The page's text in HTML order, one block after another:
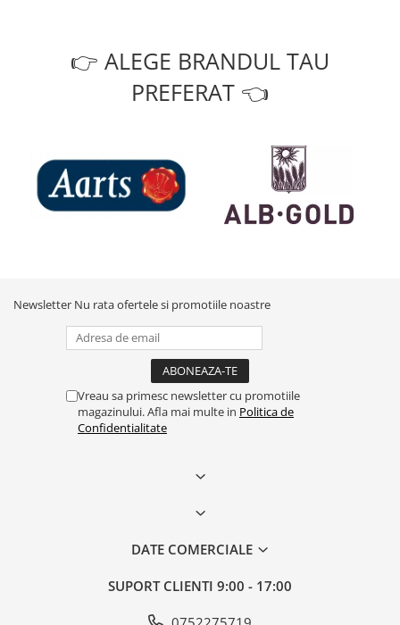
👉 ALEGE BRANDUL TAU
PREFERAT 👈
Newsletter Nu rata ofertele si promotiile noastre
Vreau sa primesc newsletter cu promotiile
magazinului. Afla mai multe in Politica de
Confidentialitate
DATE COMERCIALE
SUPORT CLIENTI 9:00 - 17:00